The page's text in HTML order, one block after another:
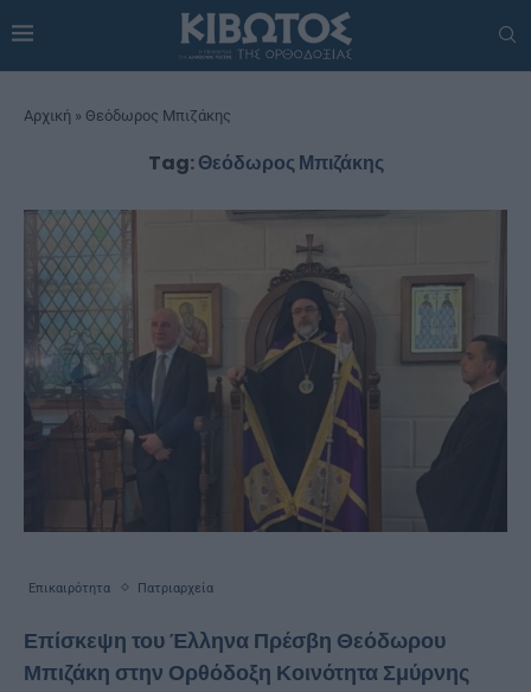
Αρχική » Θεόδωρος Μπιζάκης
Tag:Θεόδωρος Μπιζάκης
Επικαιρότητα Πατριαρχεία
Επίσκεψη του Έλληνα Πρέσβη Θεόδωρου
Μπιζάκη στην Ορθόδοξη Κοινότητα Σμύρνης